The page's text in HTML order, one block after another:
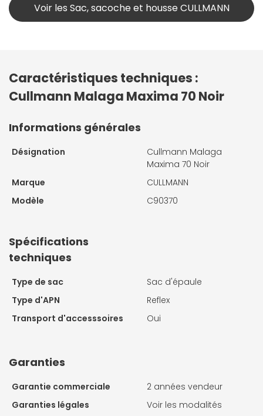
Voir les Sac, sacoche et housse CULLMANN
Caractéristiques techniques :
Cullmann Malaga Maxima 70 Noir
Informations générales
Désignation
Cullmann Malaga
Maxima 70 Noir
Marque
CULLMANN
Modèle
C90370
Spécifications
techniques
Type de sac
Sac d'épaule
Type d'APN
Reflex
Transport d'accesssoires
Oui
Garanties
Garantie commerciale
2 années vendeur
Garanties légales
Voir les modalités